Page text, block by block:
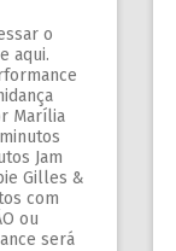
o
aqui.
Marília
Jam
Gilles &
com
ou
será